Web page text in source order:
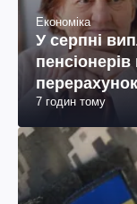
Економіка
У серпні
перерахунок
7 годин тому